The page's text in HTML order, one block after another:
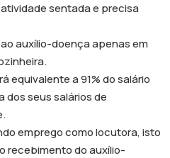
sentada e precisa
auxílio-doença apenas em
equivalente a 91% do salário
dos seus salários de
emprego como locutora, isto
recebimento do auxílio-